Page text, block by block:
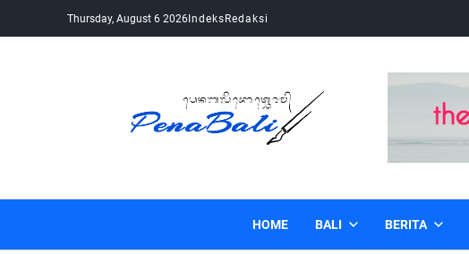
Thursday, August 6 2026IndeksRedaksi
HOME BALI BERITA